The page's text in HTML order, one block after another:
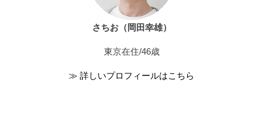
さちお（岡田幸雄）
東京在住/46歳
≫ 詳しいプロフィールはこちら